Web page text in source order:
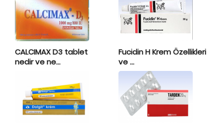
CALCIMAX D3 tablet
nedir ve ne...
Fucidin H Krem Özellikleri
ve ...